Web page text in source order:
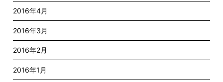
2016年4月
2016年3月
2016年2月
2016年1月